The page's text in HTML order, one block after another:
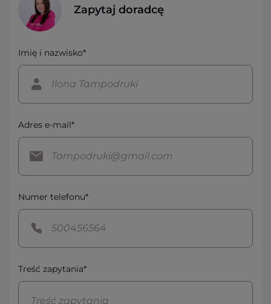
Zapytaj doradcę
Imię i nazwisko*
Adres e-mail*
Numer telefonu*
Treść zapytania*